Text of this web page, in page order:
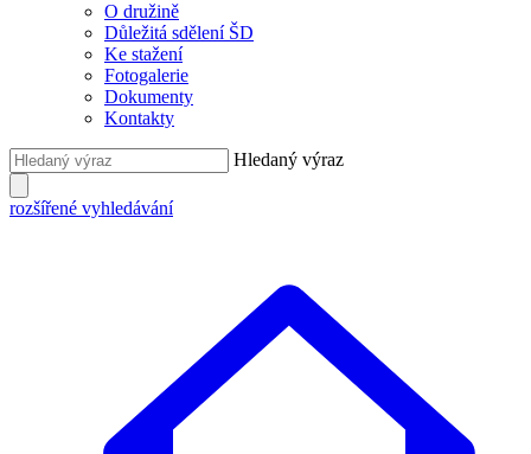
O družině
Důležitá sdělení ŠD
Ke stažení
Fotogalerie
Dokumenty
Kontakty
Hledaný výraz
rozšířené vyhledávání